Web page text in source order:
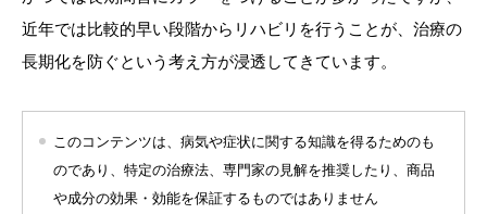
近年では比較的早い段階からリハビリを行うことが、治療の
長期化を防ぐという考え方が浸透してきています。
このコンテンツは、病気や症状に関する知識を得るためのも
のであり、特定の治療法、専門家の見解を推奨したり、商品
や成分の効果・効能を保証するものではありません